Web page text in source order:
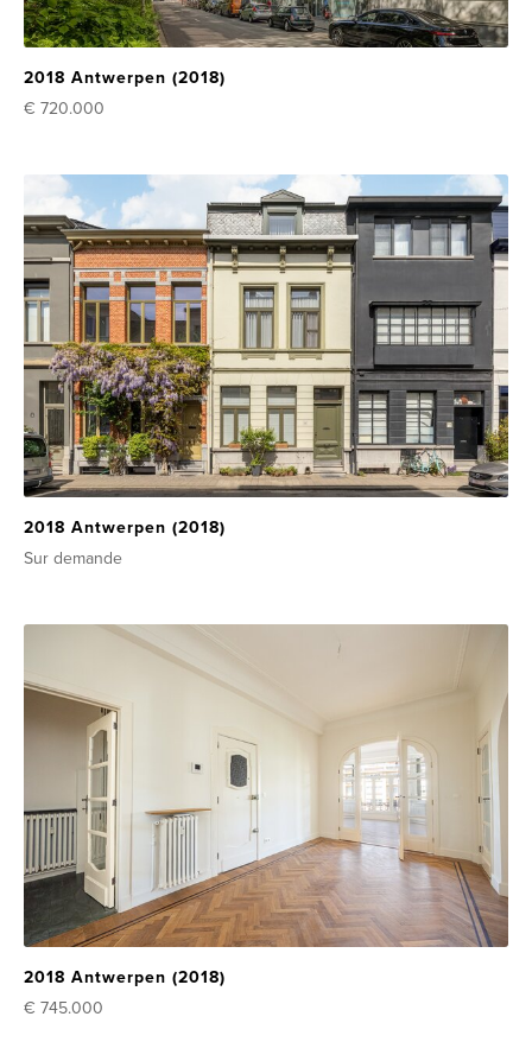
2018 Antwerpen (2018)
€ 720.000
2018 Antwerpen (2018)
Sur demande
2018 Antwerpen (2018)
€ 745.000